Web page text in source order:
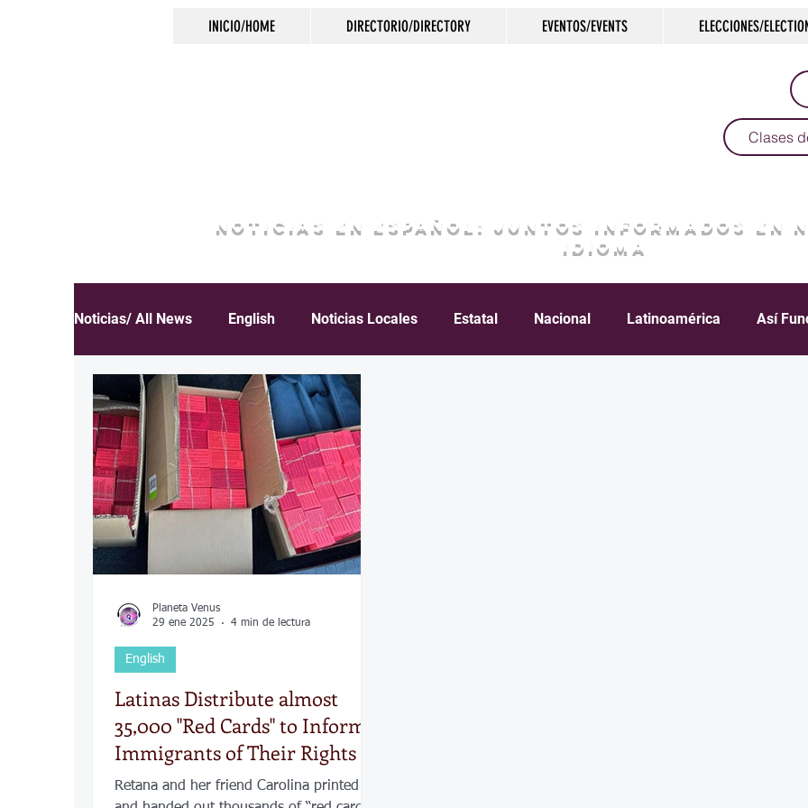
INICIO/HOME DIRECTORIO/DIRECTORY EVENTOS/EVENTS ELECCIONES/
Clases
NOTICIAS EN ESPAÑOL: JUNTOS INFORMADOS EN
IDIOMA
Noticias/ All News English Noticias Locales Estatal Nacional Latinoamérica Así
Español Educación Inmigración
COVID-19 Política Tecnología
Desamparados Carreteras Comunidad
Latinas Distribute almost
35,000 "Red Cards" to Inform
Immigrants of Their Rights in
Kansas
Retana and her friend Carolina printed
English
Planeta Venus
29 ene 2025
4 min de lectura